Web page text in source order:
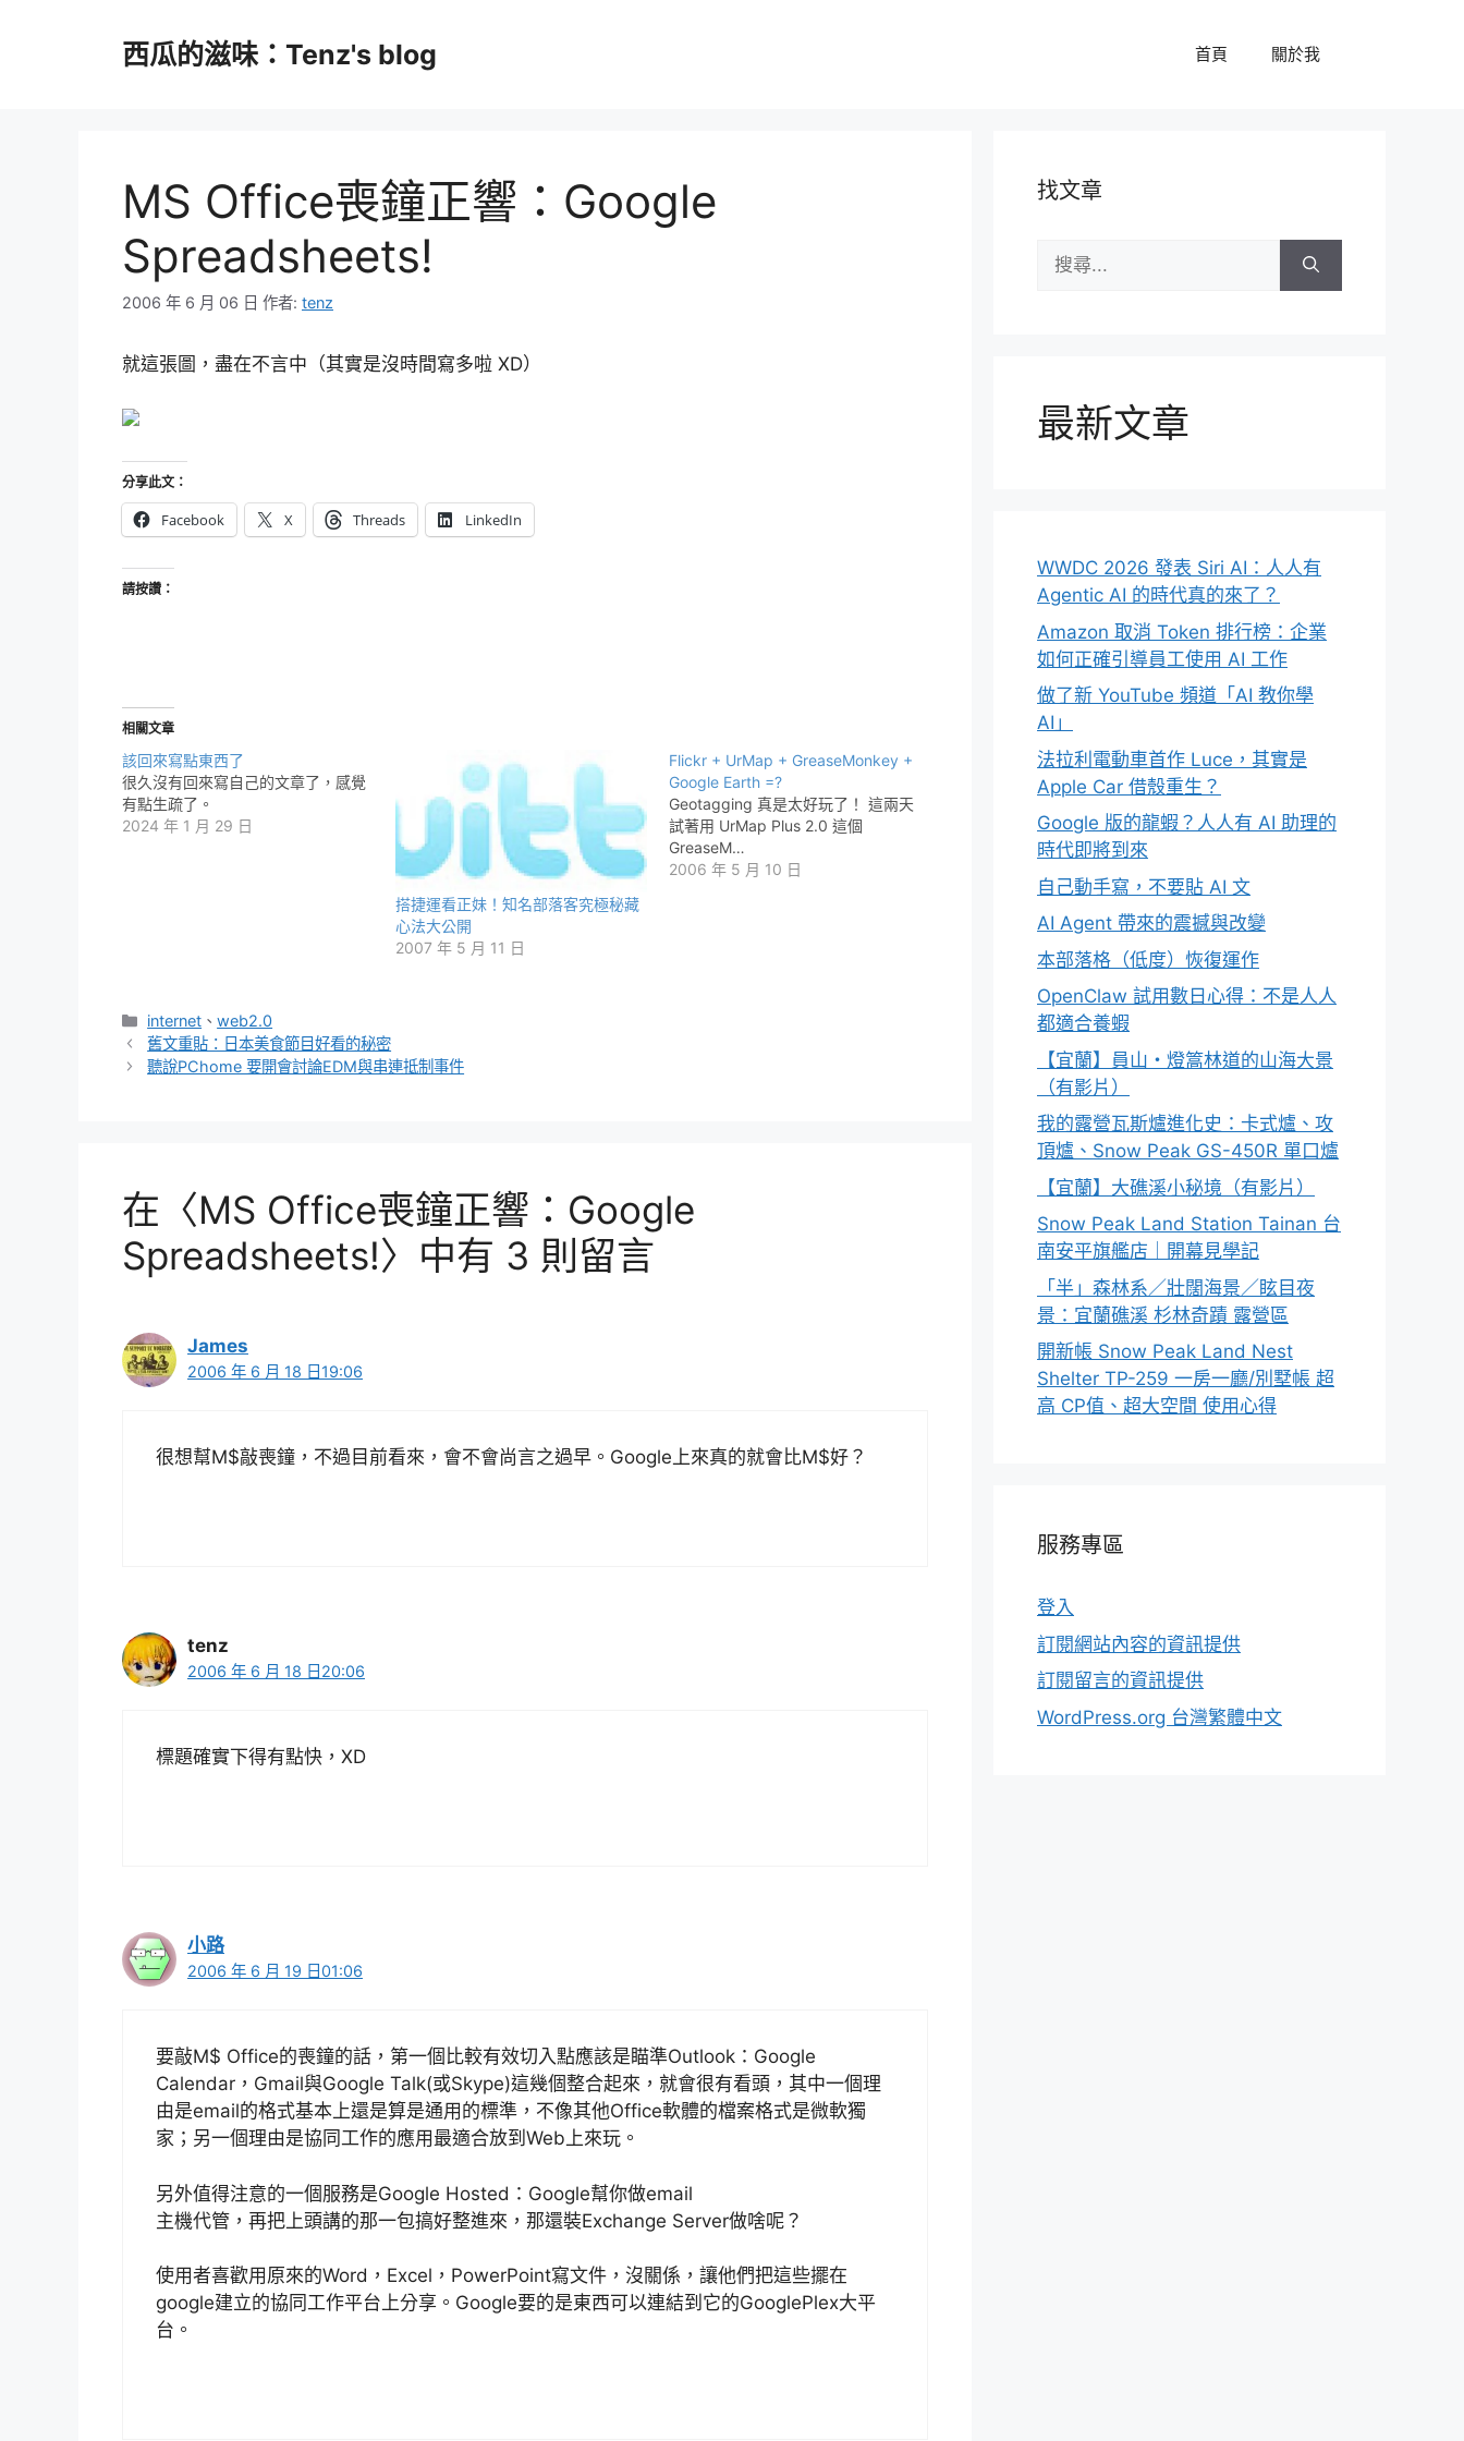
西瓜的滋味：Tenz's blog 首頁 關於我
MS Office喪鐘正響：Google
Spreadsheets!
2006 年 6 月 06 日 作者: tenz
就這張圖，盡在不言中（其實是沒時間寫多啦 XD）
分享此文：
Facebook X Threads LinkedIn
請按讚：
相關文章
該回來寫點東西了
很久沒有回來寫自己的文章了，感覺
有點生疏了。
2024 年 1 月 29 日
搭捷運看正妹！知名部落客究極秘藏
心法大公開
2007 年 5 月 11 日
Flickr + UrMap + GreaseMonkey +
Google Earth =?
Geotagging 真是太好玩了！ 這兩天
試著用 UrMap Plus 2.0 這個
GreaseM…
2006 年 5 月 10 日
分
類
internet 、web2.0
舊文重貼：日本美食節目好看的秘密
聽說PChome 要開會討論EDM與串連抵制事件
在〈MS Office喪鐘正響：Google
Spreadsheets!〉中有 3 則留言
James
2006 年 6 月 18 日19:06
很想幫M$敲喪鐘，不過目前看來，會不會尚言之過早。Google上來真的就會比M$好？
tenz
2006 年 6 月 18 日20:06
標題確實下得有點快，XD
小路
2006 年 6 月 19 日01:06
要敲M$ Office的喪鐘的話，第一個比較有效切入點應該是瞄準Outlook：Google
Calendar，Gmail與Google Talk(或Skype)這幾個整合起來，就會很有看頭，其中一個理
由是email的格式基本上還是算是通用的標準，不像其他Office軟體的檔案格式是微軟獨
家；另一個理由是協同工作的應用最適合放到Web上來玩。
另外值得注意的一個服務是Google Hosted：Google幫你做email
主機代管，再把上頭講的那一包搞好整進來，那還裝Exchange Server做啥呢？
使用者喜歡用原來的Word，Excel，PowerPoint寫文件，沒關係，讓他們把這些擺在
google建立的協同工作平台上分享。Google要的是東西可以連結到它的GooglePlex大平
台。
找文章
尋:
最新文章
WWDC 2026 發表 Siri AI：人人有
Agentic AI 的時代真的來了？
Amazon 取消 Token 排行榜：企業
如何正確引導員工使用 AI 工作
做了新 YouTube 頻道「AI 教你學
AI」
法拉利電動車首作 Luce，其實是
Apple Car 借殼重生？
Google 版的龍蝦？人人有 AI 助理的
時代即將到來
自己動手寫，不要貼 AI 文
AI Agent 帶來的震撼與改變
本部落格（低度）恢復運作
OpenClaw 試用數日心得：不是人人
都適合養蝦
【宜蘭】員山・燈篙林道的山海大景
（有影片）
我的露營瓦斯爐進化史：卡式爐、攻
頂爐、Snow Peak GS-450R 單口爐
【宜蘭】大礁溪小秘境（有影片）
Snow Peak Land Station Tainan 台
南安平旗艦店｜開幕見學記
「半」森林系／壯闊海景／眩目夜
景：宜蘭礁溪 杉林奇蹟 露營區
開新帳 Snow Peak Land Nest
Shelter TP-259 一房一廳/別墅帳 超
高 CP值、超大空間 使用心得
服務專區
登入
訂閱網站內容的資訊提供
訂閱留言的資訊提供
WordPress.org 台灣繁體中文